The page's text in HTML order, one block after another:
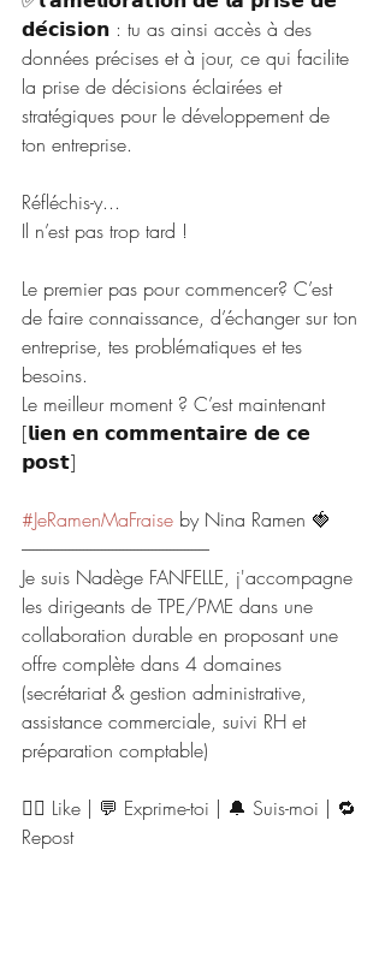
𝗱𝗲́𝗰𝗶𝘀𝗶𝗼𝗻 : tu as ainsi accès à des
données précises et à jour, ce qui facilite
la prise de décisions éclairées et
stratégiques pour le développement de
ton entreprise.
Réfléchis-y...
Il n’est pas trop tard !
Le premier pas pour commencer? C’est
de faire connaissance, d’échanger sur ton
entreprise, tes problématiques et tes
besoins.
Le meilleur moment ? C’est maintenant
[𝗹𝗶𝗲𝗻 𝗲𝗻 𝗰𝗼𝗺𝗺𝗲𝗻𝘁𝗮𝗶𝗿𝗲 𝗱𝗲 𝗰𝗲
𝗽𝗼𝘀𝘁]
#JeRamenMaFraise by Nina Ramen 🍓
----------------------------------------------------
Je suis Nadège FANFELLE, j'accompagne
les dirigeants de TPE/PME dans une
collaboration durable en proposant une
offre complète dans 4 domaines
(secrétariat & gestion administrative,
assistance commerciale, suivi RH et
préparation comptable)
👍🏻 Like | 💬 Exprime-toi | 🔔 Suis-moi | 🔁
Repost